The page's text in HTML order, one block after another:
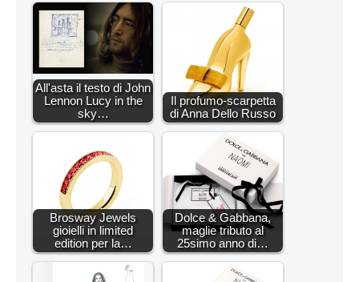
All'asta il testo di John
Lennon Lucy in the
sky…
Il profumo-scarpetta
di Anna Dello Russo
Brosway Jewels
gioielli in limited
edition per la…
Dolce & Gabbana,
maglie tributo al
25simo anno di…